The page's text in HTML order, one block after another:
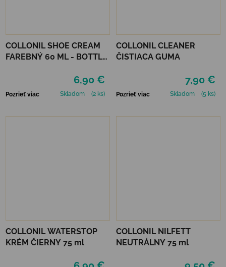
COLLONIL SHOE CREAM
FAREBNÝ 60 ML - BOTTLE
6,90 €
Pozrieť viac Skladom (2 ks)
COLLONIL CLEANER
ČISTIACA GUMA
7,90 €
Pozrieť viac Skladom (5 ks)
COLLONIL WATERSTOP
KRÉM ČIERNY 75 ml
COLLONIL NILFETT
NEUTRÁLNY 75 ml